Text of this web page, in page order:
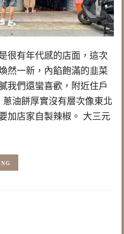
很有年代感的店面，這次
然一新，內餡飽滿的韭菜
我們還蠻喜歡，附近住戶
油餅厚實沒有層次像東北
加店家自製辣椒。 大三元